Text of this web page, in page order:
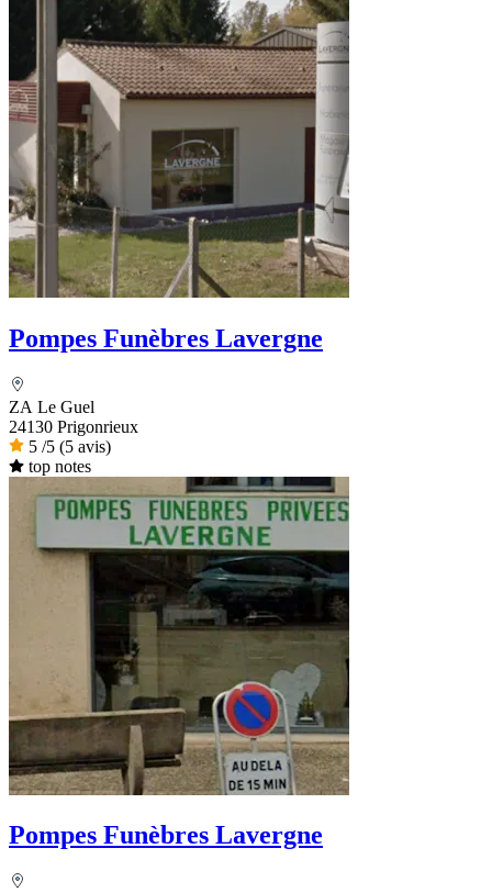
Pompes Funèbres Lavergne
ZA Le Guel
24130 Prigonrieux
5 /5 (5 avis)
top notes
Pompes Funèbres Lavergne